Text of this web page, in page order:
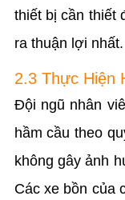
thiết bị cần thiết
ra thuận lợi nhất.
2.3 Thực Hiện
Đội ngũ nhân
hầm cầu theo
không gây ảnh
Các xe bồn của